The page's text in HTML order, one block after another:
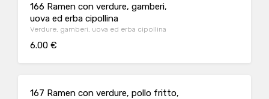
166 Ramen con verdure, gamberi,
uova ed erba cipollina
Verdure, gamberi, uova ed erba cipollina
6.00 €
167 Ramen con verdure, pollo fritto,